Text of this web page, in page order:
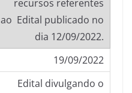
recursos referentes
ao Edital publicado no
dia 12/09/2022.
19/09/2022
Edital divulgando o